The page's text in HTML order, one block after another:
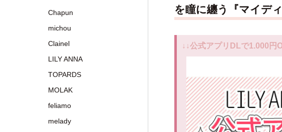
を瞳に纏う『マイデ
↓↓公式アプリDLで1.000円
Chapun
michou
Clainel
LILY ANNA
TOPARDS
MOLAK
feliamo
melady